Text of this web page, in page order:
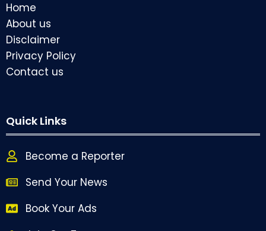
Home
About us
Disclaimer
Privacy Policy
Contact us
Quick Links
Become a Reporter
Send Your News
Book Your Ads